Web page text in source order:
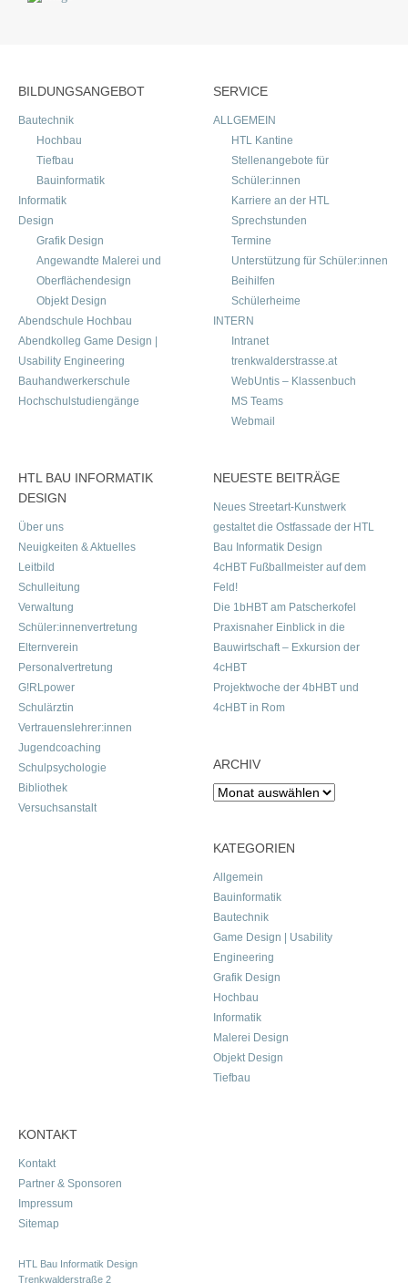
BILDUNGSANGEBOT
Bautechnik
Hochbau
Tiefbau
Bauinformatik
Informatik
Design
Grafik Design
Angewandte Malerei und
Oberflächendesign
Objekt Design
Abendschule Hochbau
Abendkolleg Game Design |
Usability Engineering
Bauhandwerkerschule
Hochschulstudiengänge
SERVICE
ALLGEMEIN
HTL Kantine
Stellenangebote für
Schüler:innen
Karriere an der HTL
Sprechstunden
Termine
Unterstützung für Schüler:innen
Beihilfen
Schülerheime
INTERN
Intranet
trenkwalderstrasse.at
WebUntis – Klassenbuch
MS Teams
Webmail
HTL BAU INFORMATIK
DESIGN
Über uns
Neuigkeiten & Aktuelles
Leitbild
Schulleitung
Verwaltung
Schüler:innenvertretung
Elternverein
Personalvertretung
G!RLpower
Schulärztin
Vertrauenslehrer:innen
Jugendcoaching
Schulpsychologie
Bibliothek
Versuchsanstalt
NEUESTE BEITRÄGE
Neues Streetart-Kunstwerk
gestaltet die Ostfassade der HTL
Bau Informatik Design
4cHBT Fußballmeister auf dem
Feld!
Die 1bHBT am Patscherkofel
Praxisnaher Einblick in die
Bauwirtschaft – Exkursion der
4cHBT
Projektwoche der 4bHBT und
4cHBT in Rom
ARCHIV
Archiv
KATEGORIEN
Allgemein
Bauinformatik
Bautechnik
Game Design | Usability
Engineering
Grafik Design
Hochbau
Informatik
Malerei Design
Objekt Design
Tiefbau
KONTAKT
Kontakt
Partner & Sponsoren
Impressum
Sitemap
HTL Bau Informatik Design
Trenkwalderstraße 2